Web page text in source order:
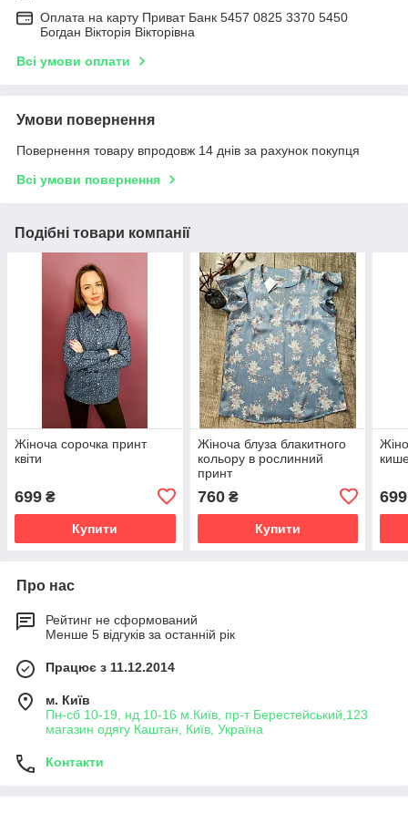
Оплата на карту Приват Банк 5457 0825 3370 5450
Богдан Вікторія Вікторівна
Всі умови оплати
Умови повернення
Повернення товару впродовж 14 днів за рахунок покупця
Всі умови повернення
Подібні товари компанії
Жіноча сорочка принт
квіти
699 ₴
Купити
Жіноча блуза блакитного
кольору в рослинний
принт
760₴
Купити
699
Про нас
Рейтинг не сформований
Менше 5 відгуків за останній рік
Працює з 11.12.2014
м. Київ
Пн-сб 10-19, нд 10-16 м.Київ, пр-т Берестейський,123
магазин одягу Каштан, Київ, Україна
Контакти